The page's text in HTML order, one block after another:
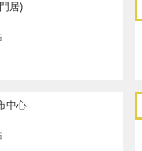
居)
中心